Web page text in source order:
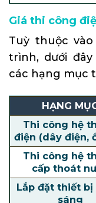
Giá thi công
Tuỳ thuộc
trình, dưới
các hạng mục
HẠNG
Thi công hệ
điện (dây điện,
Thi công hệ
cấp thoát
Lắp đặt thiết bị
sáng